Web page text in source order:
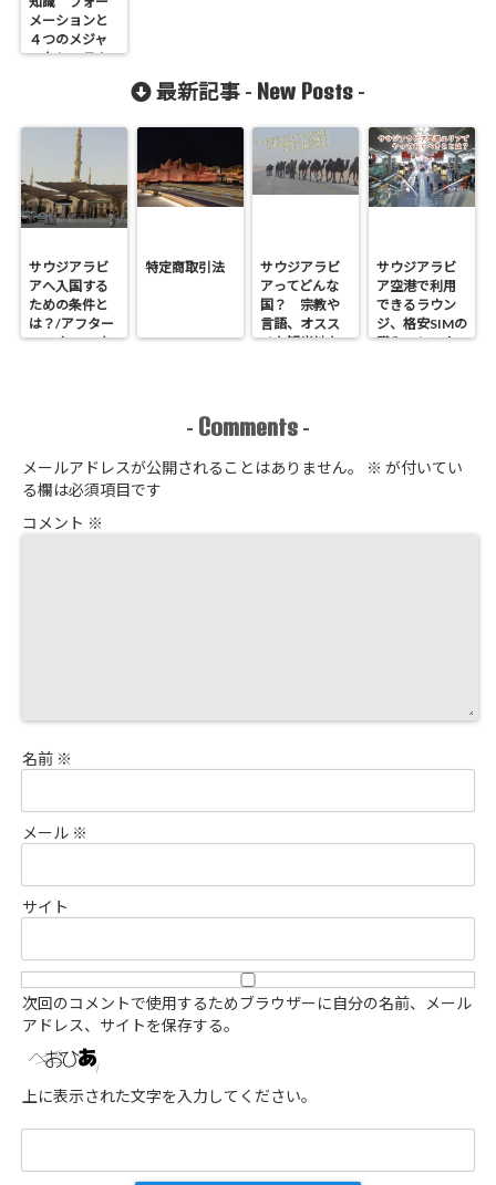
メーションと
４つのメジャ
ーなシステム
賞金と資格
最新記事 - New Posts -
サウジアラビ
アへ入国する
ための条件と
は？/アフター
コロナ2022年
特定商取引法
サウジアラビ
アってどんな
国？ 宗教や
言語、オスス
メな観光地な
サウジアラビ
ア空港で利用
できるラウン
ジ、格安SIMの
購入、レンタ
- Comments -
メールアドレスが公開されることはありません。 ※ が付いてい
る欄は必須項目です
コメント ※
名前 ※
メール ※
サイト
次回のコメントで使用するためブラウザーに自分の名前、メール
アドレス、サイトを保存する。
上に表示された文字を入力してください。